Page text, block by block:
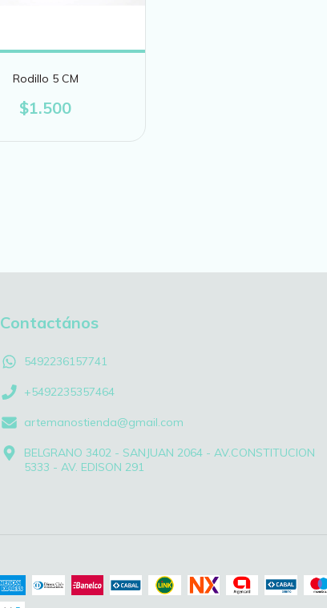
Rodillo 5 CM
$1.500
Contactános
5492236157741
+5492235357464
artemanostienda@gmail.com
BELGRANO 3402 - SANJUAN 2064 - AV.CONSTITUCION
5333 - AV. EDISON 291